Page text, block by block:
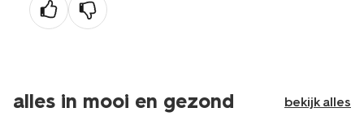
alles in mooi en gezond bekijk alles